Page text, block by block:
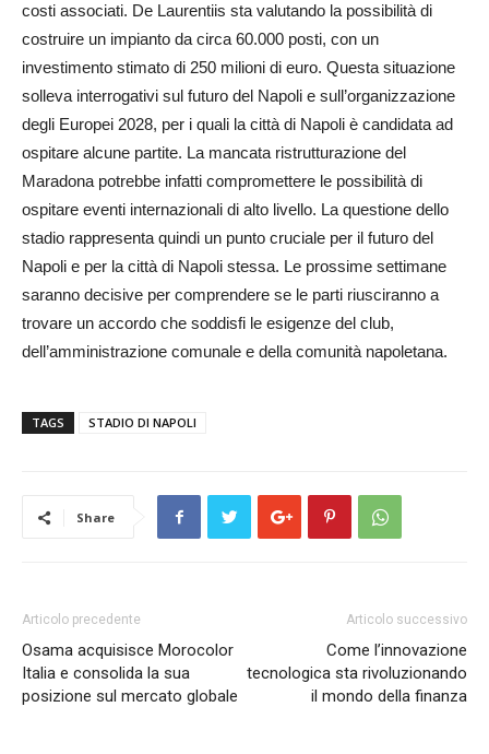
costi associati. De Laurentiis sta valutando la possibilità di
costruire un impianto da circa 60.000 posti, con un
investimento stimato di 250 milioni di euro. Questa situazione
solleva interrogativi sul futuro del Napoli e sull’organizzazione
degli Europei 2028, per i quali la città di Napoli è candidata ad
ospitare alcune partite. La mancata ristrutturazione del
Maradona potrebbe infatti compromettere le possibilità di
ospitare eventi internazionali di alto livello. La questione dello
stadio rappresenta quindi un punto cruciale per il futuro del
Napoli e per la città di Napoli stessa. Le prossime settimane
saranno decisive per comprendere se le parti riusciranno a
trovare un accordo che soddisfi le esigenze del club,
dell’amministrazione comunale e della comunità napoletana.
TAGS STADIO DI NAPOLI
Share
Articolo precedente
Osama acquisisce Morocolor
Italia e consolida la sua
posizione sul mercato globale
Articolo successivo
Come l’innovazione
tecnologica sta rivoluzionando
il mondo della finanza